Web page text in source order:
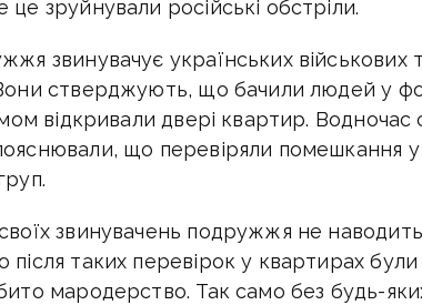
зруйнували російські обстріли.
звинувачує українських військових
стверджують, що бачили людей у
відкривали двері квартир.
що перевіряли помешкання
звинувачень подружжя не
таких перевірок у квартирах були
мародерство. Так само без будь-